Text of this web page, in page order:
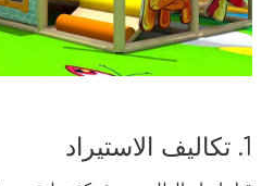
1. تكاليف الاستيراد